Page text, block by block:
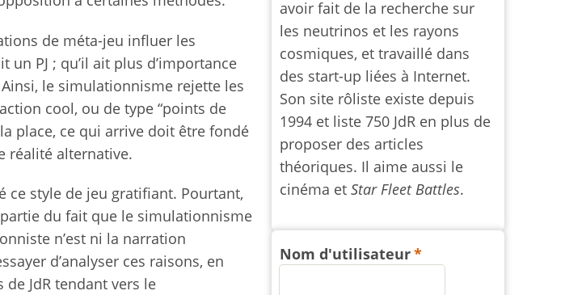
de méta-jeu influer les
un PJ ; qu’il ait plus d’importance
le simulationnisme rejette les
cool, ou de type “points de
place, ce qui arrive doit être fondé
réalité alternative.
ce style de jeu gratifiant. Pourtant,
du fait que le simulationnisme
n’est ni la narration
d’analyser ces raisons, en
JdR tendant vers le
avoir fait de la recherche sur
les neutrinos et les rayons
cosmiques, et travaillé dans
des start-up liées à Internet.
Son site rôliste existe depuis
1994 et liste 750 JdR en plus de
proposer des articles
théoriques. Il aime aussi le
cinéma etStar Fleet Battles.
Nom d'utilisateur